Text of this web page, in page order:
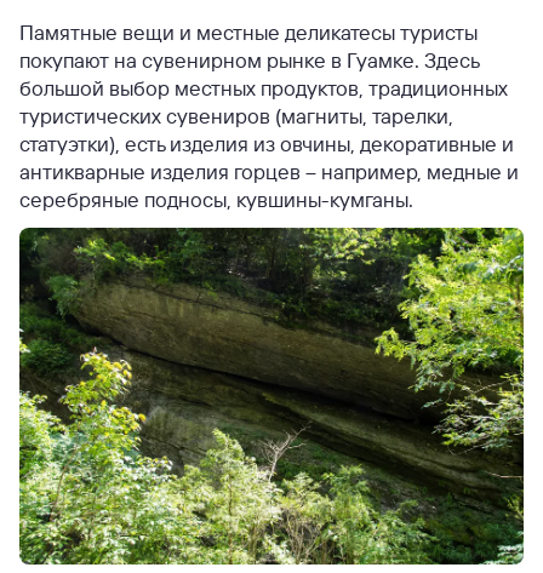
Памятные вещи и местные деликатесы туристы
покупают на сувенирном рынке в Гуамке. Здесь
большой выбор местных продуктов, традиционных
туристических сувениров (магниты, тарелки,
статуэтки), есть изделия из овчины, декоративные и
антикварные изделия горцев – например, медные и
серебряные подносы, кувшины-кумганы.